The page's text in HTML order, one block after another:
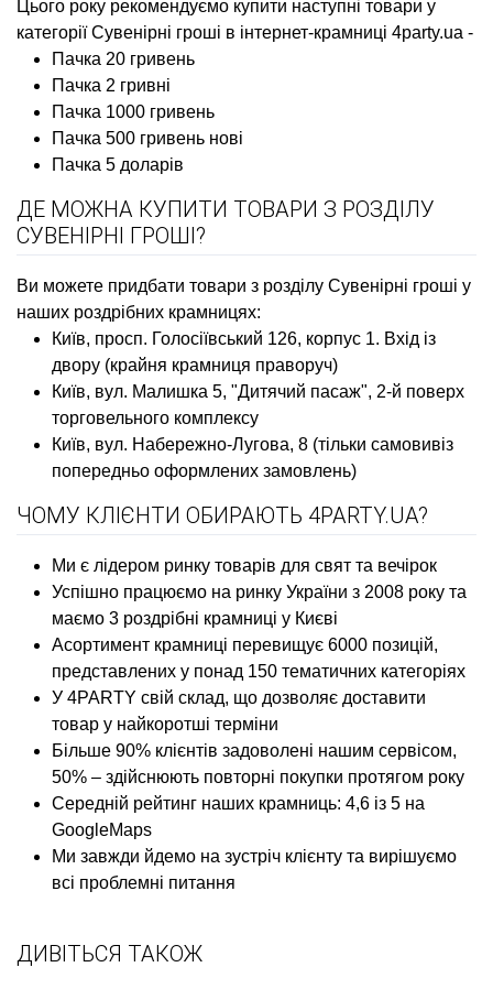
Цього року рекомендуємо купити наступні товари у
категорії Сувенірні гроші в інтернет-крамниці 4party.ua -
Пачка 20 гривень
Пачка 2 гривні
Пачка 1000 гривень
Пачка 500 гривень нові
Пачка 5 доларів
ДЕ МОЖНА КУПИТИ ТОВАРИ З РОЗДІЛУ
СУВЕНІРНІ ГРОШІ?
Ви можете придбати товари з розділу Сувенірні гроші у
наших роздрібних крамницях:
Київ, просп. Голосіївський 126, корпус 1. Вхід із
двору (крайня крамниця праворуч)
Київ, вул. Малишка 5, "Дитячий пасаж", 2-й поверх
торговельного комплексу
Київ, вул. Набережно-Лугова, 8 (тільки самовивіз
попередньо оформлених замовлень)
ЧОМУ КЛІЄНТИ ОБИРАЮТЬ 4PARTY.UA?
Ми є лідером ринку товарів для свят та вечірок
Успішно працюємо на ринку України з 2008 року та
маємо 3 роздрібні крамниці у Києві
Асортимент крамниці перевищує 6000 позицій,
представлених у понад 150 тематичних категоріях
У 4PARTY свій склад, що дозволяє доставити
товар у найкоротші терміни
Більше 90% клієнтів задоволені нашим сервісом,
50% – здійснюють повторні покупки протягом року
Середній рейтинг наших крамниць: 4,6 із 5 на
GoogleMaps
Ми завжди йдемо на зустріч клієнту та вирішуємо
всі проблемні питання
ДИВІТЬСЯ ТАКОЖ